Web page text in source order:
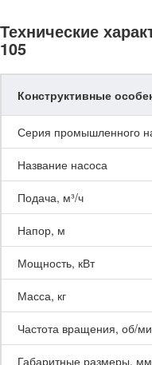
Технические
105
Конструктивные
Серия промышленного
Название насоса
Подача, м³/ч
Напор, м
Мощность, кВт
Масса, кг
Частота вращения, об/
Габаритные размеры, мм